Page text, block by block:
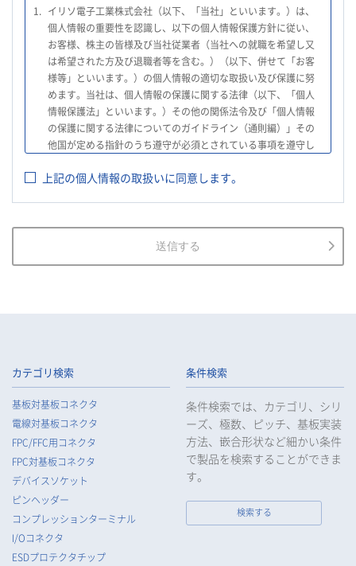
1. イリソ電子工業株式会社（以下、「当社」といいます。）は、
個人情報の重要性を認識し、以下の個人情報保護方針に従い、
お客様、株主の皆様及び当社従業者（当社への就職を希望し又
は希望された方及び退職者等を含む。）（以下、併せて「お客
様等」といいます。）の個人情報の適切な取扱い及び保護に努
めます。当社は、個人情報の保護に関する法律（以下、「個人
情報保護法」といいます。）その他の関係法令及び「個人情報
の保護に関する法律についてのガイドライン（通則編）」その
他国が定める指針のうち遵守が必須とされている事項を遵守し
2.
当社は、お客様等の個人情報を適正に取得し、法令で不要とさ
れている場合を除き、お客様等の個人情報の利用目的を通知又
当社は、お客様等の個人データについて、不正アクセス、漏え
い、滅失又は毀損等の防止に努め、個人データの管理のために
られるよう、必要かつ適切な監督を行います。
様等の個人データの安全管理が図られるよう必要かつ適切な監
督を行います。
当社は、法令で例外として定められている場合を除き、お客様
等の個人データをあらかじめ、ご本人の同意を得ることなく第
三者に提供することはいたしません。
当社は、法令で不要とされている場合を除き、第三者に個人デ
ータを提供したとき、又は受けたときは、法令で定められた確
認・記録義務を適正に履行いたします。
上記の個人情報の取扱いに同意します。
送信する
カテゴリ検索
基板対基板コネクタ
電線対基板コネクタ
FPC/FFC用コネクタ
FPC対基板コネクタ
デバイスソケット
ピンヘッダー
コンプレッションターミナル
I/Oコネクタ
ESDプロテクタチップ
条件検索
条件検索では、カテゴリ、シリ
ーズ、極数、ピッチ、基板実装
方法、嵌合形状など細かい条件
で製品を検索することができま
す。
検索する